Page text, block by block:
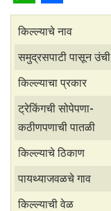
W
h
a
t
s
A
p
p
S
h
a
r
e
किल्ल्याचे नाव
समुद्रसपाटी पासून उंची
किल्ल्याचा प्रकार
ट्रेकिंगची सोपेपणा-
कठीणपणाची पातळी
किल्ल्याचे ठिकाण
पायथ्याजवळचे गाव
किल्ल्याची वेळ